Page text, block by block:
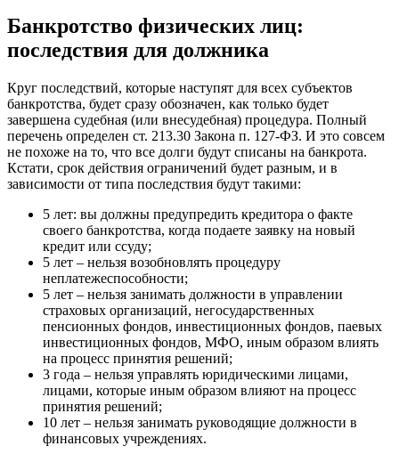
Банкротство физических лиц:
последствия для должника
Круг последствий, которые наступят для всех субъектов
банкротства, будет сразу обозначен, как только будет
завершена судебная (или внесудебная) процедура. Полный
перечень определен ст. 213.30 Закона п. 127-ФЗ. И это совсем
не похоже на то, что все долги будут списаны на банкрота.
Кстати, срок действия ограничений будет разным, и в
зависимости от типа последствия будут такими:
5 лет: вы должны предупредить кредитора о факте
своего банкротства, когда подаете заявку на новый
кредит или ссуду;
5 лет – нельзя возобновлять процедуру
неплатежеспособности;
5 лет – нельзя занимать должности в управлении
страховых организаций, негосударственных
пенсионных фондов, инвестиционных фондов, паевых
инвестиционных фондов, МФО, иным образом влиять
на процесс принятия решений;
3 года – нельзя управлять юридическими лицами,
лицами, которые иным образом влияют на процесс
принятия решений;
10 лет – нельзя занимать руководящие должности в
финансовых учреждениях.